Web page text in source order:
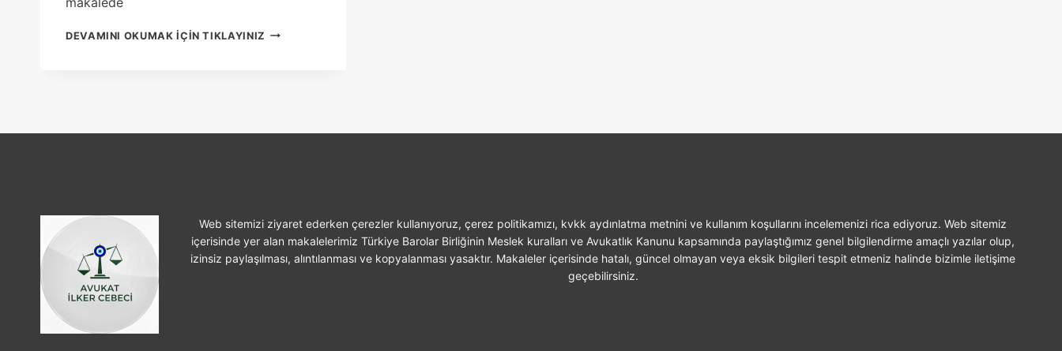
DEVAMINI OKUMAK IÇIN TIKLAYINIZ EVDE
Web sitemizi ziyaret ederken çerezler kullanıyoruz, çerez politikamızı, kvkk aydınlatma metnini ve kullanım koşullarını incelemenizi rica ediyoruz. Web sitemiz
içerisinde yer alan makalelerimiz Türkiye Barolar Birliğinin Meslek kuralları ve Avukatlık Kanunu kapsamında paylaştığımız genel bilgilendirme amaçlı yazılar olup,
izinsiz paylaşılması, alıntılanması ve kopyalanması yasaktır. Makaleler içerisinde hatalı, güncel olmayan veya eksik bilgileri tespit etmeniz halinde bizimle iletişime
geçebilirsiniz.